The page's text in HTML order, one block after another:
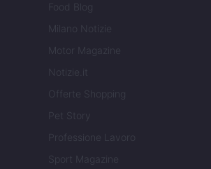
Food Blog
Milano Notizie
Motor Magazine
Notizie.it
Offerte Shopping
Pet Story
Professione Lavoro
Sport Magazine